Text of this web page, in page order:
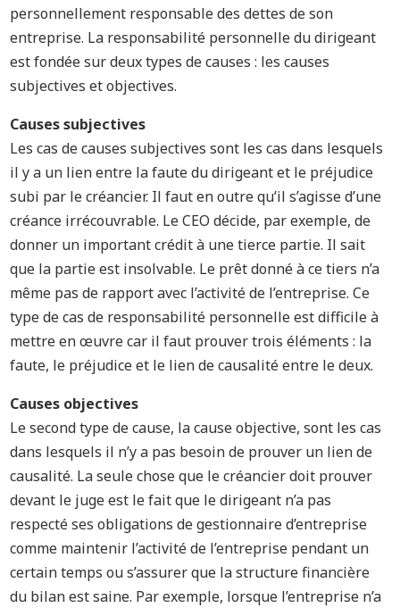
personnellement responsable des dettes de son
entreprise. La responsabilité personnelle du dirigeant
est fondée sur deux types de causes : les causes
subjectives et objectives.
Causes subjectives
Les cas de causes subjectives sont les cas dans lesquels
il y a un lien entre la faute du dirigeant et le préjudice
subi par le créancier. Il faut en outre qu’il s’agisse d’une
créance irrécouvrable. Le CEO décide, par exemple, de
donner un important crédit à une tierce partie. Il sait
que la partie est insolvable. Le prêt donné à ce tiers n’a
même pas de rapport avec l’activité de l’entreprise. Ce
type de cas de responsabilité personnelle est difficile à
mettre en œuvre car il faut prouver trois éléments : la
faute, le préjudice et le lien de causalité entre le deux.
Causes objectives
Le second type de cause, la cause objective, sont les cas
dans lesquels il n’y a pas besoin de prouver un lien de
causalité. La seule chose que le créancier doit prouver
devant le juge est le fait que le dirigeant n’a pas
respecté ses obligations de gestionnaire d’entreprise
comme maintenir l’activité de l’entreprise pendant un
certain temps ou s’assurer que la structure financière
du bilan est saine. Par exemple, lorsque l’entreprise n’a